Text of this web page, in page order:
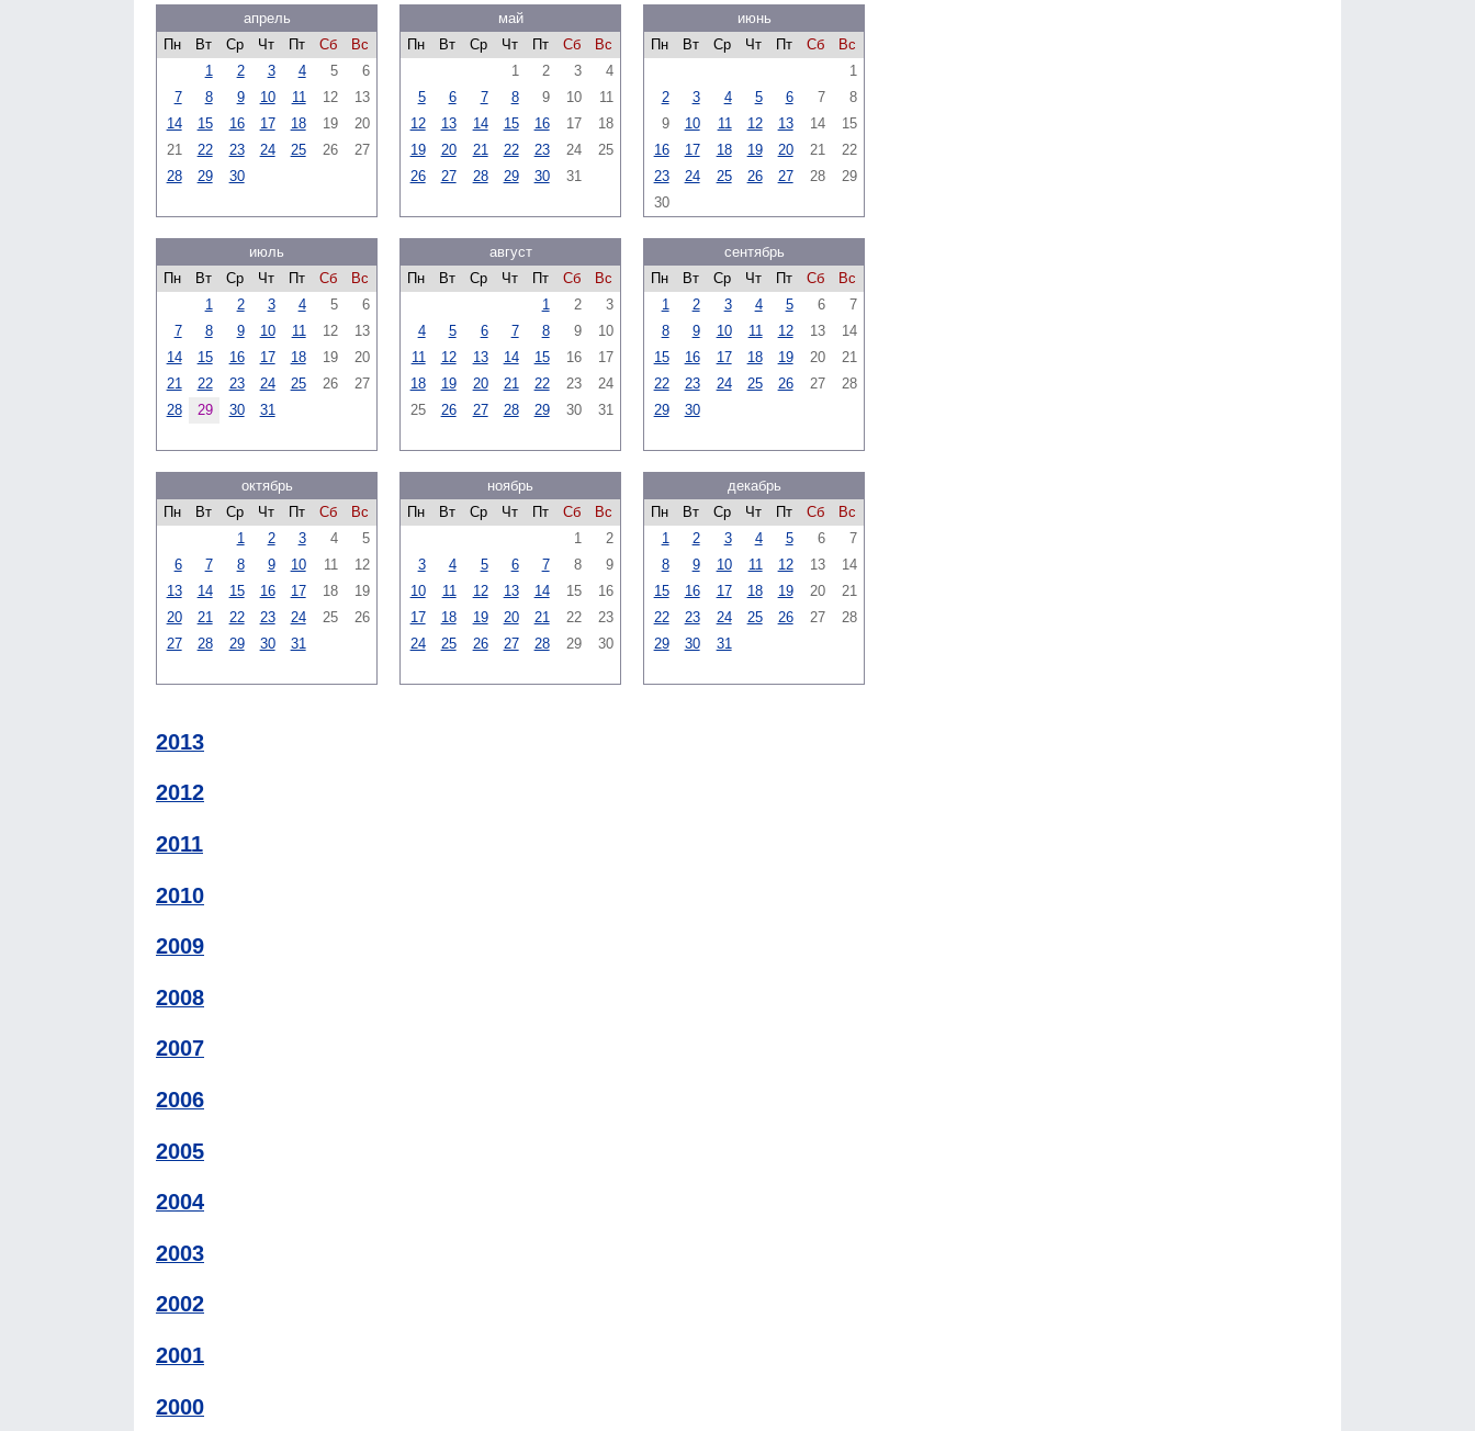
апрель
Пн
Вт Ср Чт Пт Сб
Вс
1
2 3 4 5
6
7
8 9 10 11 12
13
14
15 16 17 18 19
20
21
22 23 24 25 26
27
28
29 30
май
Пн
Вт Ср Чт Пт Сб
Вс
1
2 3
4
5
6 7 8 9 10
11
12
13 14 15 16 17
18
19
20 21 22 23 24
25
26
27 28 29 30 31
июнь
Пн
Вт Ср Чт Пт Сб
Вс
1
2
3 4 5 6 7
8
9
10 11 12 13 14
15
16
17 18 19 20 21
22
23
24 25 26 27 28
29
30
июль
Пн
Вт Ср Чт Пт Сб
Вс
1
2 3 4 5
6
7
8 9 10 11 12
13
14
15 16 17 18 19
20
21
22 23 24 25 26
27
28
29 30 31
август
Пн
Вт Ср Чт Пт Сб
Вс
1
2
3
4
5 6 7 8 9
10
11
12 13 14 15 16
17
18
19 20 21 22 23
24
25
26 27 28 29 30 31
сентябрь
Пн
Вт Ср Чт Пт Сб
Вс
1
2 3 4 5 6
7
8
9 10 11 12 13
14
15
16 17 18 19 20
21
22
23 24 25 26 27
28
29
30
октябрь
Пн
Вт Ср Чт Пт Сб
Вс
1
2 3 4
5
6
7 8 9 10 11
12
13
14 15 16 17 18
19
20
21 22 23 24 25
26
27
28 29 30 31
ноябрь
Пн
Вт Ср Чт Пт Сб
Вс
1
2
3
4 5 6 7 8
9
10
11 12 13 14 15
16
17
18 19 20 21 22
23
24
25 26 27 28 29 30
декабрь
Пн
Вт Ср Чт Пт Сб
Вс
1
2 3 4 5 6
7
8
9 10 11 12 13
14
15
16 17 18 19 20
21
22
23 24 25 26 27
28
29
30 31
2013
2012
2011
2010
2009
2008
2007
2006
2005
2004
2003
2002
2001
2000